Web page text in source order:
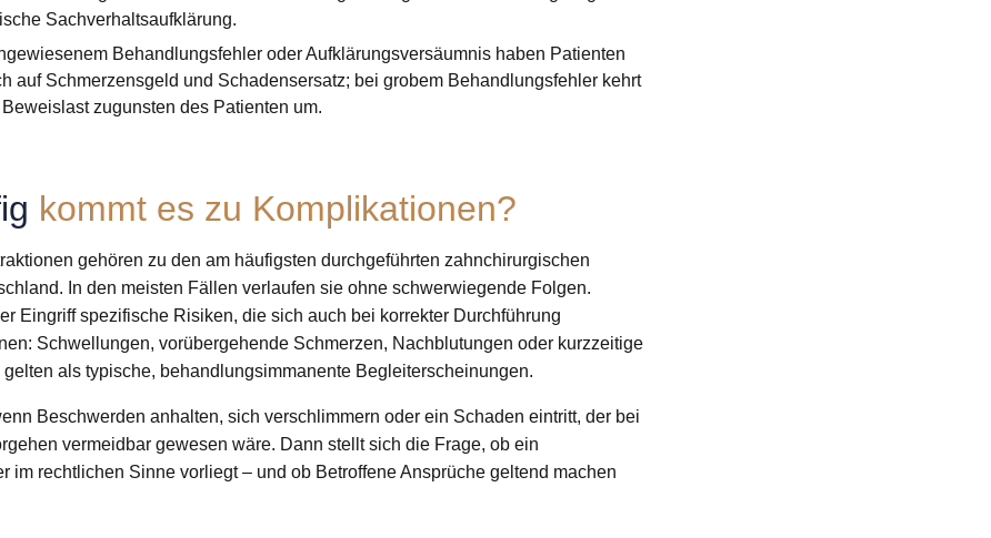
Sachverhaltsaufklärung.
Behandlungsfehler oder Aufklärungsversäumnis haben Patienten
auf Schmerzensgeld und Schadensersatz; bei grobem Behandlungsfehler kehrt
zugunsten des Patienten um.
kommt es zu Komplikationen?
gehören zu den am häufigsten durchgeführten zahnchirurgischen
In den meisten Fällen verlaufen sie ohne schwerwiegende Folgen.
Eingriff spezifische Risiken, die sich auch bei korrekter Durchführung
Schwellungen, vorübergehende Schmerzen, Nachblutungen oder kurzzeitige
als typische, behandlungsimmanente Begleiterscheinungen.
Beschwerden anhalten, sich verschlimmern oder ein Schaden eintritt, der bei
vermeidbar gewesen wäre. Dann stellt sich die Frage, ob ein
im rechtlichen Sinne vorliegt – und ob Betroffene Ansprüche geltend machen